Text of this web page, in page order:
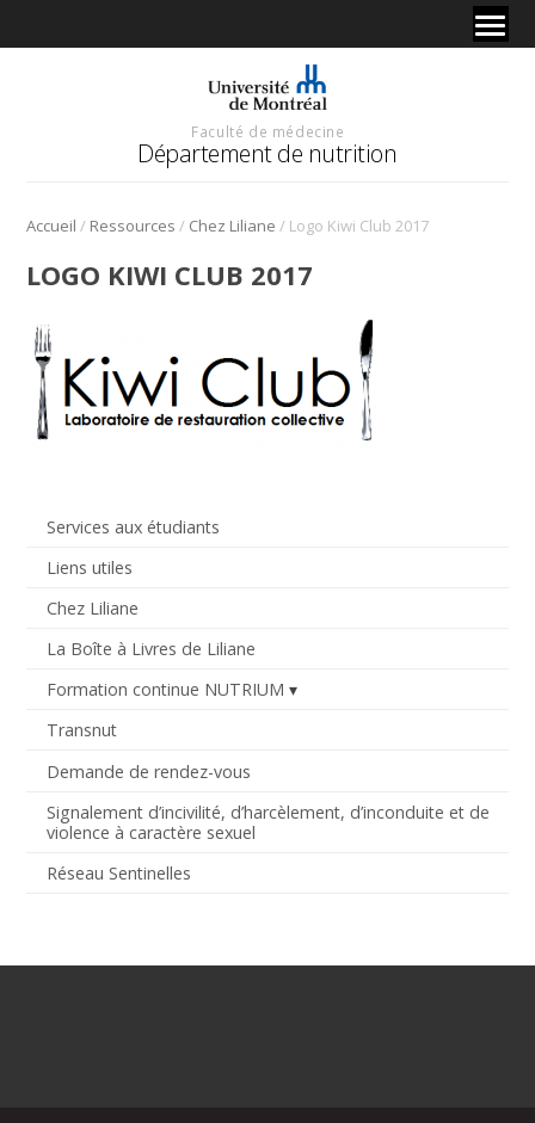
Faculté de médecine
Département de nutrition
Accueil / Ressources / Chez Liliane / Logo Kiwi Club 2017
Services aux étudiants
Liens utiles
Chez Liliane
La Boîte à Livres de Liliane
Formation continue NUTRIUM
Transnut
Demande de rendez-vous
Signalement d’incivilité, d’harcèlement, d’inconduite et de
violence à caractère sexuel
Réseau Sentinelles
LOGO KIWI CLUB 2017